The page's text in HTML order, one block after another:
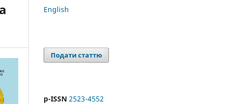
English
Подати статтю
p-ISSN 2523-4552